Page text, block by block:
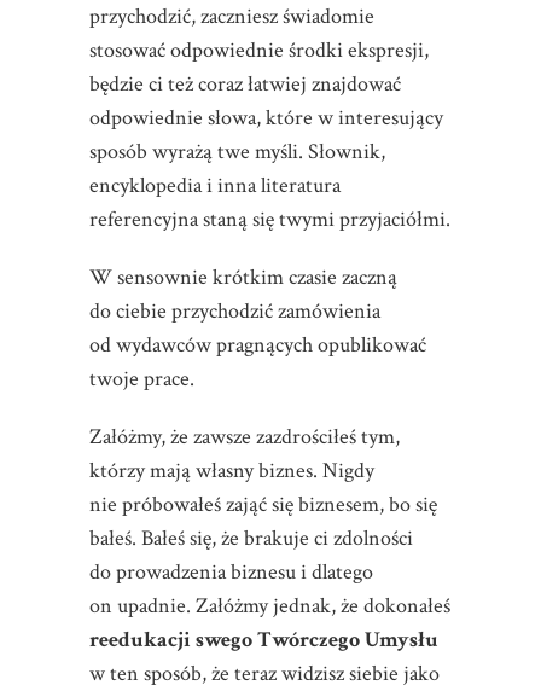
przychodzić, zaczniesz świadomie
stosować odpowiednie środki ekspresji,
będzie ci też coraz łatwiej znajdować
odpowiednie słowa, które w interesujący
sposób wyrażą twe myśli. Słownik,
encyklopedia i inna literatura
referencyjna staną się twymi przyjaciółmi.
W sensownie krótkim czasie zaczną
do ciebie przychodzić zamówienia
od wydawców pragnących opublikować
twoje prace.
Załóżmy, że zawsze zazdrościłeś tym,
którzy mają własny biznes. Nigdy
nie próbowałeś zająć się biznesem, bo się
bałeś. Bałeś się, że brakuje ci zdolności
do prowadzenia biznesu i dlatego
on upadnie. Załóżmy jednak, że dokonałeś
reedukacji swego Twórczego Umysłu
w ten sposób, że teraz widzisz siebie jako